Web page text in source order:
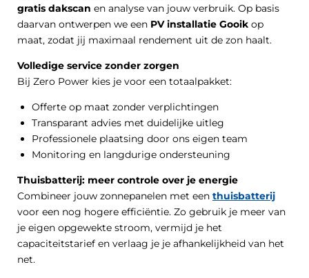
gratis dakscan en analyse van jouw verbruik. Op basis
daarvan ontwerpen we een PV installatie Gooik op
maat, zodat jij maximaal rendement uit de zon haalt.
Volledige service zonder zorgen
Bij Zero Power kies je voor een totaalpakket:
Offerte op maat zonder verplichtingen
Transparant advies met duidelijke uitleg
Professionele plaatsing door ons eigen team
Monitoring en langdurige ondersteuning
Thuisbatterij: meer controle over je energie
Combineer jouw zonnepanelen met een thuisbatterij
voor een nog hogere efficiëntie. Zo gebruik je meer van
je eigen opgewekte stroom, vermijd je het
capaciteitstarief en verlaag je je afhankelijkheid van het
net.